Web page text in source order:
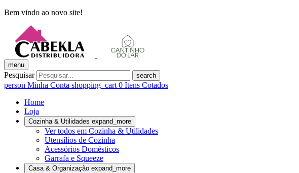
Bem vindo ao novo site!
menu
Pesquisar search
person Minha Conta shopping_cart 0 Itens Cotados
Home
Loja
Cozinha & Utilidades expand_more
Ver todos em Cozinha & Utilidades
Utensílios de Cozinha
Acessórios Domésticos
Garrafa e Squeeze
Casa & Organização expand_more